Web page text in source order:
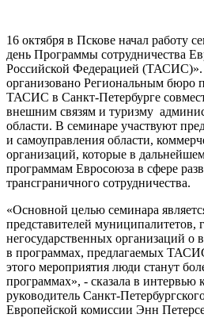
16 октября в Пскове начал работу
день Программы сотрудничества
Российской Федерацией
организовано Региональным бюро
ТАСИС в Санкт-Петербурге
внешним связям и туризму
области. В семинаре участвуют
и самоуправления области,
организаций, которые в
программам Евросоюза в сфере
трансграничного сотрудничества.
«Основной целью семинара
представителей муниципалитетов,
негосударственных организаций о
в программах, предлагаемых
этого мероприятия люди станут
программах», - сказала в
руководитель Санкт-
Европейской комиссии Энн